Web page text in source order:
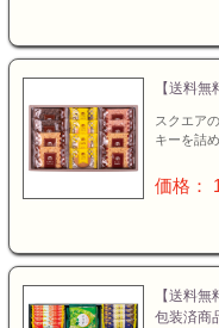
【送料
スクエア
キーを詰
価格：
【送料
包装済商